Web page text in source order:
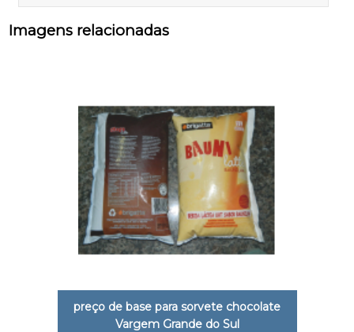
Imagens relacionadas
preço de base para sorvete chocolate
Vargem Grande do Sul